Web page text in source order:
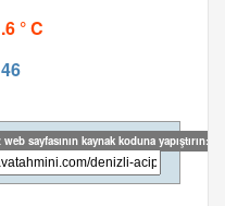
° C
sayfasının kaynak koduna yapıştırın: